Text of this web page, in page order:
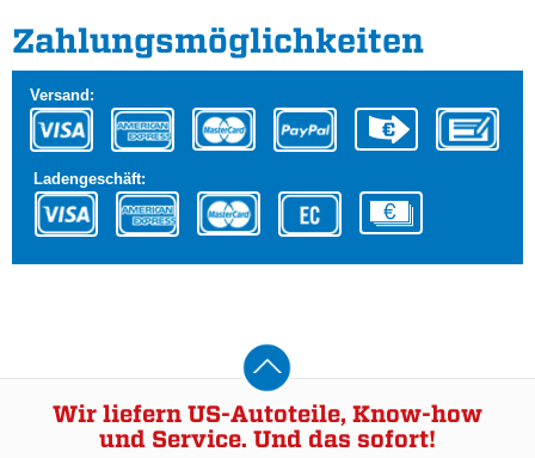
Zahlungs­möglichkeiten
Versand:
Ladengeschäft:
Wir liefern US-Autoteile, Know-how
und Service. Und das sofort!